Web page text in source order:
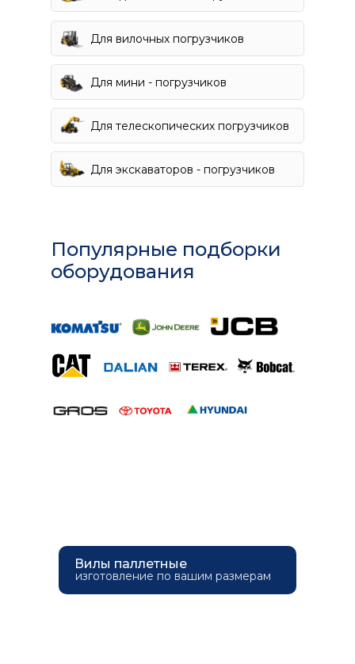
Для вилочных погрузчиков
Для мини - погрузчиков
Для телескопических погрузчиков
Для экскаваторов - погрузчиков
Популярные подборки
оборудования
изготовление по вашим размерам
Вилы паллетные